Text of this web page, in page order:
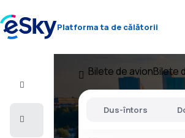
Platforma ta de călătorii
Bilete de avionBilete
Dus-întors